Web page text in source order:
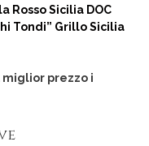
Rosso Sicilia DOC
Tondi” Grillo Sicilia
miglior prezzo i